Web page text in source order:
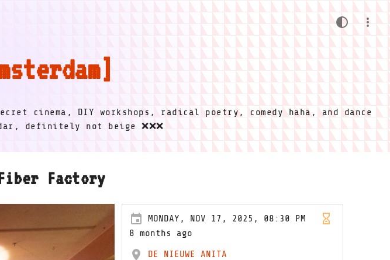
cinema, DIY workshops, radical poetry, comedy haha, and dance
definitely not beige ❌❌❌
Factory
MONDAY, NOV 17, 2025, 08:30 PM
8 months ago
DE NIEUWE ANITA